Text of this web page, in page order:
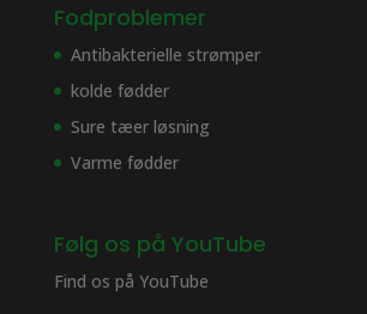
Fodproblemer
Antibakterielle strømper
kolde fødder
Sure tæer løsning
Varme fødder
Følg os på YouTube
Find os på YouTube